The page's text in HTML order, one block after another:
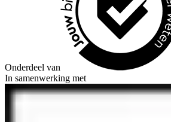
Onderdeel van
In samenwerking met